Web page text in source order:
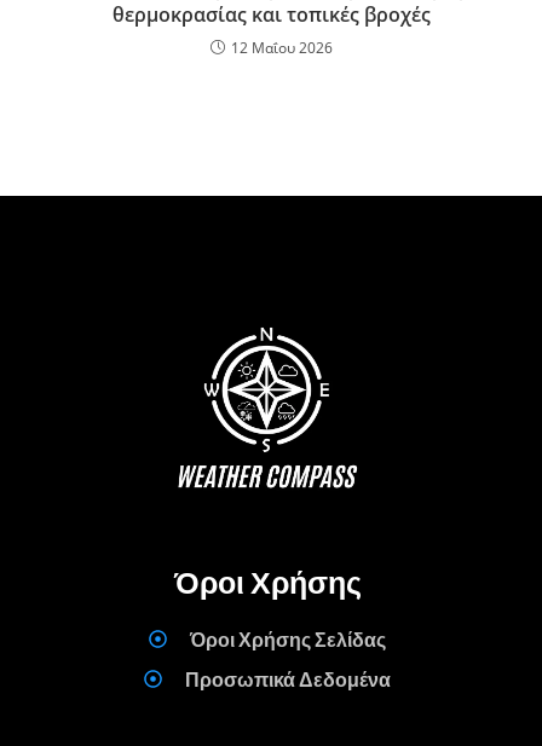
θερμοκρασίας και τοπικές βροχές
12 Μαΐου 2026
Όροι Χρήσης
Όροι Χρήσης Σελίδας
Προσωπικά Δεδομένα